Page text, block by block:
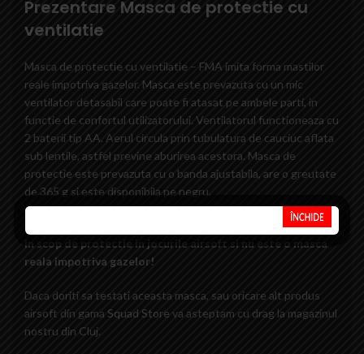
Prezentare Masca de protectie cu
ventilatie
Masca de protectie cu ventilatie – FMA imita forma mastilor
reale impotriva gazelor. Masca este prevazuta cu un mic
ventilator detasabil care poate fi atasat pe ambele parti, in
functie de confortul utilizatorului. Ventilatorul functioneaza cu
2 baterii tip AA. Aerul circula prin tubulatura de cauciuc aflata
sub lentile, astfel previne aburirea acestora. Masca de
protectie este prevazuta cu o banda ajustabila, are o greutate
de 365 g si este disponibila pe negru.
ATENTIE! Aceasta masca este o replica si poate fi folosita
in scop de protectie in jocurile airsoft si nu este o masca
reala impotriva gazelor!
Daca doriti sa testati aceasta masca, sau oricare alt produs
airsoft din gama Squad Store va asteptam cu drag la magazinul
nostru din Cluj.